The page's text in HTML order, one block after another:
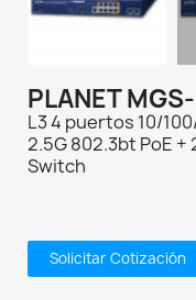
PLANET
L3 4 puertos 10/
2.5G 802.3bt PoE +
Switch
Solicitar Cotización